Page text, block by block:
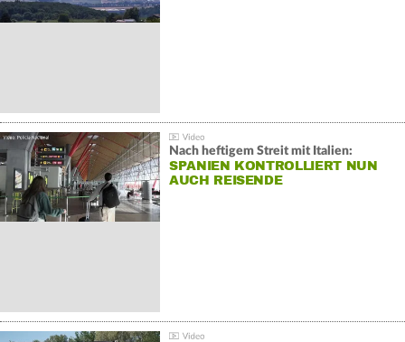
Nach heftigem Streit mit Italien:
SPANIEN KONTROLLIERT NUN
AUCH REISENDE